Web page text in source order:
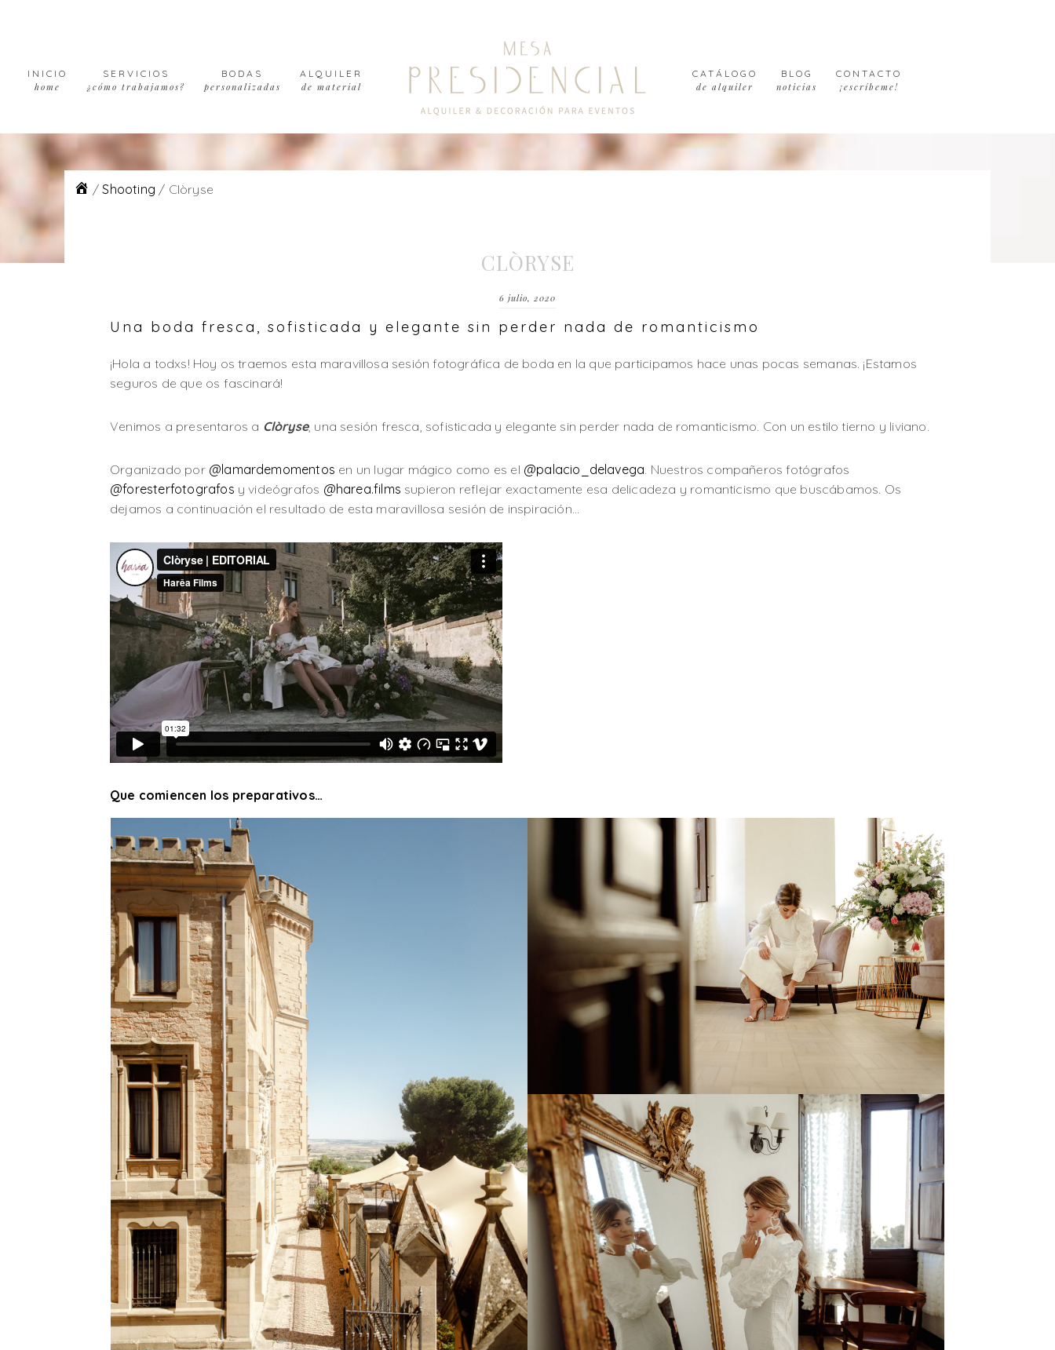
navigation
contentINICIO
home
SERVICIOS
¿cómo trabajamos?
BODAS
personalizadas
ALQUILER
de material
CATÁLOGO
de alquiler
BLOG
noticias
CONTACTO
¡escríbeme!
/ Shooting / Clòryse
CLÒRYSE
6 julio, 2020
Una boda fresca, sofisticada y elegante sin perder nada de romanticismo
¡Hola a todxs! Hoy os traemos esta maravillosa sesión fotográfica de boda en la que participamos hace unas pocas semanas. ¡Estamos
seguros de que os fascinará!
Venimos a presentaros a Clòryse, una sesión fresca, sofisticada y elegante sin perder nada de romanticismo. Con un estilo tierno y liviano.
Organizado por @lamardemomentos en un lugar mágico como es el @palacio_delavega. Nuestros compañeros fotógrafos
@foresterfotografos y videógrafos @harea.films supieron reflejar exactamente esa delicadeza y romanticismo que buscábamos. Os
dejamos a continuación el resultado de esta maravillosa sesión de inspiración…
Que comiencen los preparativos…